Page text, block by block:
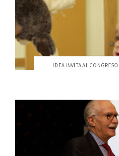
IDEA INVITA AL